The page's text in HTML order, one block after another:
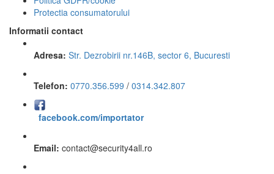
Protectia consumatorului
Informatii contact
Adresa: Str. Dezrobirii nr.146B, sector 6, Bucuresti
Telefon: 0770.356.599 / 0314.342.807
facebook.com/importator
Email: contact@security4all.ro